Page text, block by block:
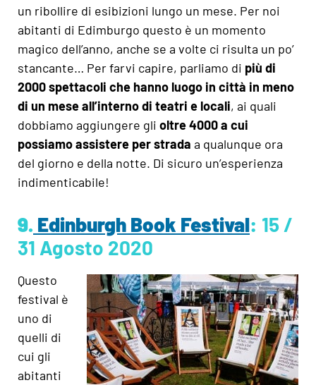
un ribollire di esibizioni lungo un mese. Per noi
abitanti di Edimburgo questo è un momento
magico dell’anno, anche se a volte ci risulta un po’
stancante… Per farvi capire, parliamo di più di
2000 spettacoli che hanno luogo in città in meno
di un mese all’interno di teatri e locali, ai quali
dobbiamo aggiungere gli oltre 4000 a cui
possiamo assistere per strada a qualunque ora
del giorno e della notte. Di sicuro un’esperienza
indimenticabile!
9. Edinburgh Book Festival: 15 /
31 Agosto 2020
Questo
festival è
uno di
quelli di
cui gli
abitanti